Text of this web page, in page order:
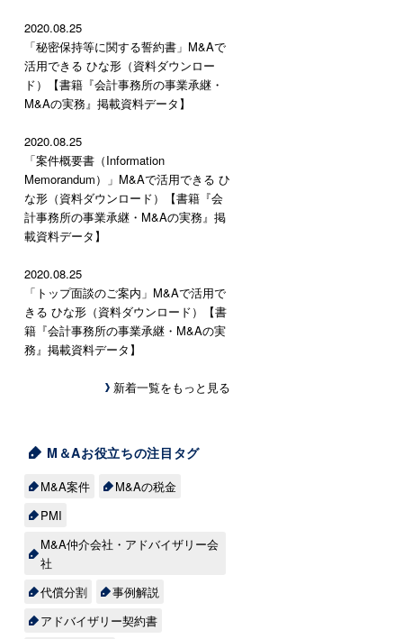
2020.08.25
「秘密保持等に関する誓約書」M&Aで
活用できる ひな形（資料ダウンロー
ド）【書籍『会計事務所の事業承継・
M&Aの実務』掲載資料データ】
2020.08.25
「案件概要書（Information
Memorandum）」M&Aで活用できる ひ
な形（資料ダウンロード）【書籍『会
計事務所の事業承継・M&Aの実務』掲
載資料データ】
2020.08.25
「トップ面談のご案内」M&Aで活用で
きる ひな形（資料ダウンロード）【書
籍『会計事務所の事業承継・M&Aの実
務』掲載資料データ】
新着一覧をもっと見る
M＆Aお役立ちの注目タグ
M&A案件
M&Aの税金
PMI
M&A仲介会社・アドバイザリー会
社
代償分割
事例解説
アドバイザリー契約書